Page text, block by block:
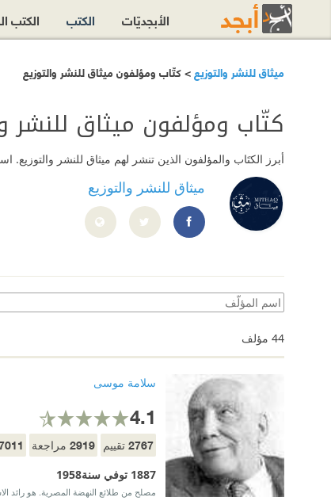
ميثاق للنشر والتوزيع> كتّاب ومؤلفون ميثاق للنشر والتوزيع
كتّاب ومؤلفون ميثاق للنشر
أبرز الكتَاب والمؤلفون الذين تنشر لهم ميثاق للنشر والتوزيع.
ميثاق للنشر والتوزيع
www.facebook.com/mesaak0/
44 مؤلف
سلامة موسى
4.1
2767تقييم 2919مراجعة
1887 توفي سنة1958
مصلح من طلائع النهضة المصرية. هو رائد
الأبجديّات الكتب الكتب